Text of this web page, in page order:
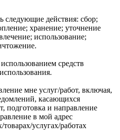
следующие действия: сбор;
хранение; уточнение
использование;
средств
мне услуг/работ, включая,
касающихся
подготовка и направление
в мой адрес
услугах/работах